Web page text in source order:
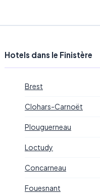
Hotels dans le Finistère
Brest
Clohars-Carnoët
Plouguerneau
Loctudy
Concarneau
Fouesnant